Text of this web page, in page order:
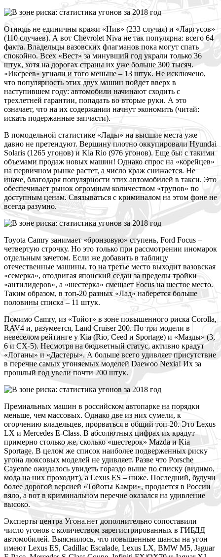
Отнюдь не единичны кражи «Нив» (233 случая) и «Ларгусов»
(110 случаев). А вот Chevrolet Niva не так популярна: всего 64
факта. Владельцы вазовских флагманов пока могут спать
спокойно. Всех «Вест» за минувший год украли только 36
штук, хотя на дорогах страны их уже больше 300 тысяч.
«Иксреев» угнали и того меньше – 13 штук. Не исключено,
что популярность этих двух машин пойдет вверх в
наступившем году: автомобили начинают сходить с
трехлетней гарантии, попадать во вторые руки. А это
означает, что на их содержании начнут экономить (читай:
искать подержанные запчасти).
В помодельной статистике «Лады» на высшие места уже
давно не претендуют. Вершину плотно оккупировали Hyundai
Solaris (1265 угонов) и Kia Rio (976 угонов). Еще бы: с такими
объемами продаж новых машин! Однако спрос на «корейцев»
на первичном рынке растет, а число краж снижается. Не
иначе, благодаря популярности этих автомобилей в такси. Это
обеспечивает рынок огромным количеством «трупов» по
доступным ценам. Связываться с криминалом на этом фоне не
всегда разумно.
Toyota Camry занимает «бронзовую» ступень, Ford Focus –
четвертую строчку. Но это только при рассмотрении иномарок
отдельным зачетом. Если же добавить в таблицу
отечественные машины, то на третье место выходит вазовская
«семерка», отодвигая японский седан за пределы тройки
«антилидеров», а «шестерка» смещает Focus на шестое место.
Таким образом, в топ-20 разных «Лад» наберется больше
половины списка – 11 штук.
Помимо Camry, из «Тойот» в зоне повышенного риска Corolla,
RAV4 и, разумеется, Land Cruiser 200. По три модели в
невеселом рейтинге у Kia (Rio, Ceed и Sportage) и «Мазды» (3,
6 и CX-5). Несмотря на бюджетный статус, активно крадут
«Логаны» и «Дастеры». А больше всего удивляет присутствие
в перечне самых угоняемых моделей Daewoo Nexia! Их за
прошлый год увели почти 200 штук.
Премиальных машин в российском автопарке на порядки
меньше, чем массовых. Однако две из них сумели, к
огорчению владельцев, прорваться в общий топ-20. Это Lexus
LX и Mercedes E-Class. В абсолютных цифрах их крадут
примерно столько же, сколько «шестерок» Mazda и Kia
Sportage. В целом же список наиболее подверженных риску
угона люксовых моделей не удивляет. Разве что Porsche
Cayenne ожидалось увидеть гораздо выше по списку (видимо,
мода на них проходит), а Lexus ES – ниже. Последний, будучи
более дорогой версией «Тойоты Камри», продается в России
вяло, а вот в криминальном перечне оказался на удивление
высоко.
Эксперты центра Угона.нет дополнительно сопоставили
число угонов с количеством зарегистрированных в ГИБДД
автомобилей. Выяснилось, что повышенные шансы на угон
имеют Lexus ES, Cadillac Escalade, Lexus LX, BMW M5, Jaguar